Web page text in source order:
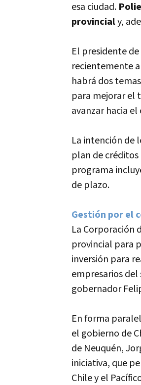
esa ciudad.
provincialy,
El presidente
recientemente
habrá dos
para mejorar el
avanzar hacia
La intención de
plan de
programa
de plazo.
Gestión por el
La Corporación
provincial para
inversión para
empresarios
gobernador
En forma
el gobierno de
de Neuquén,
iniciativa, que
Chile y el